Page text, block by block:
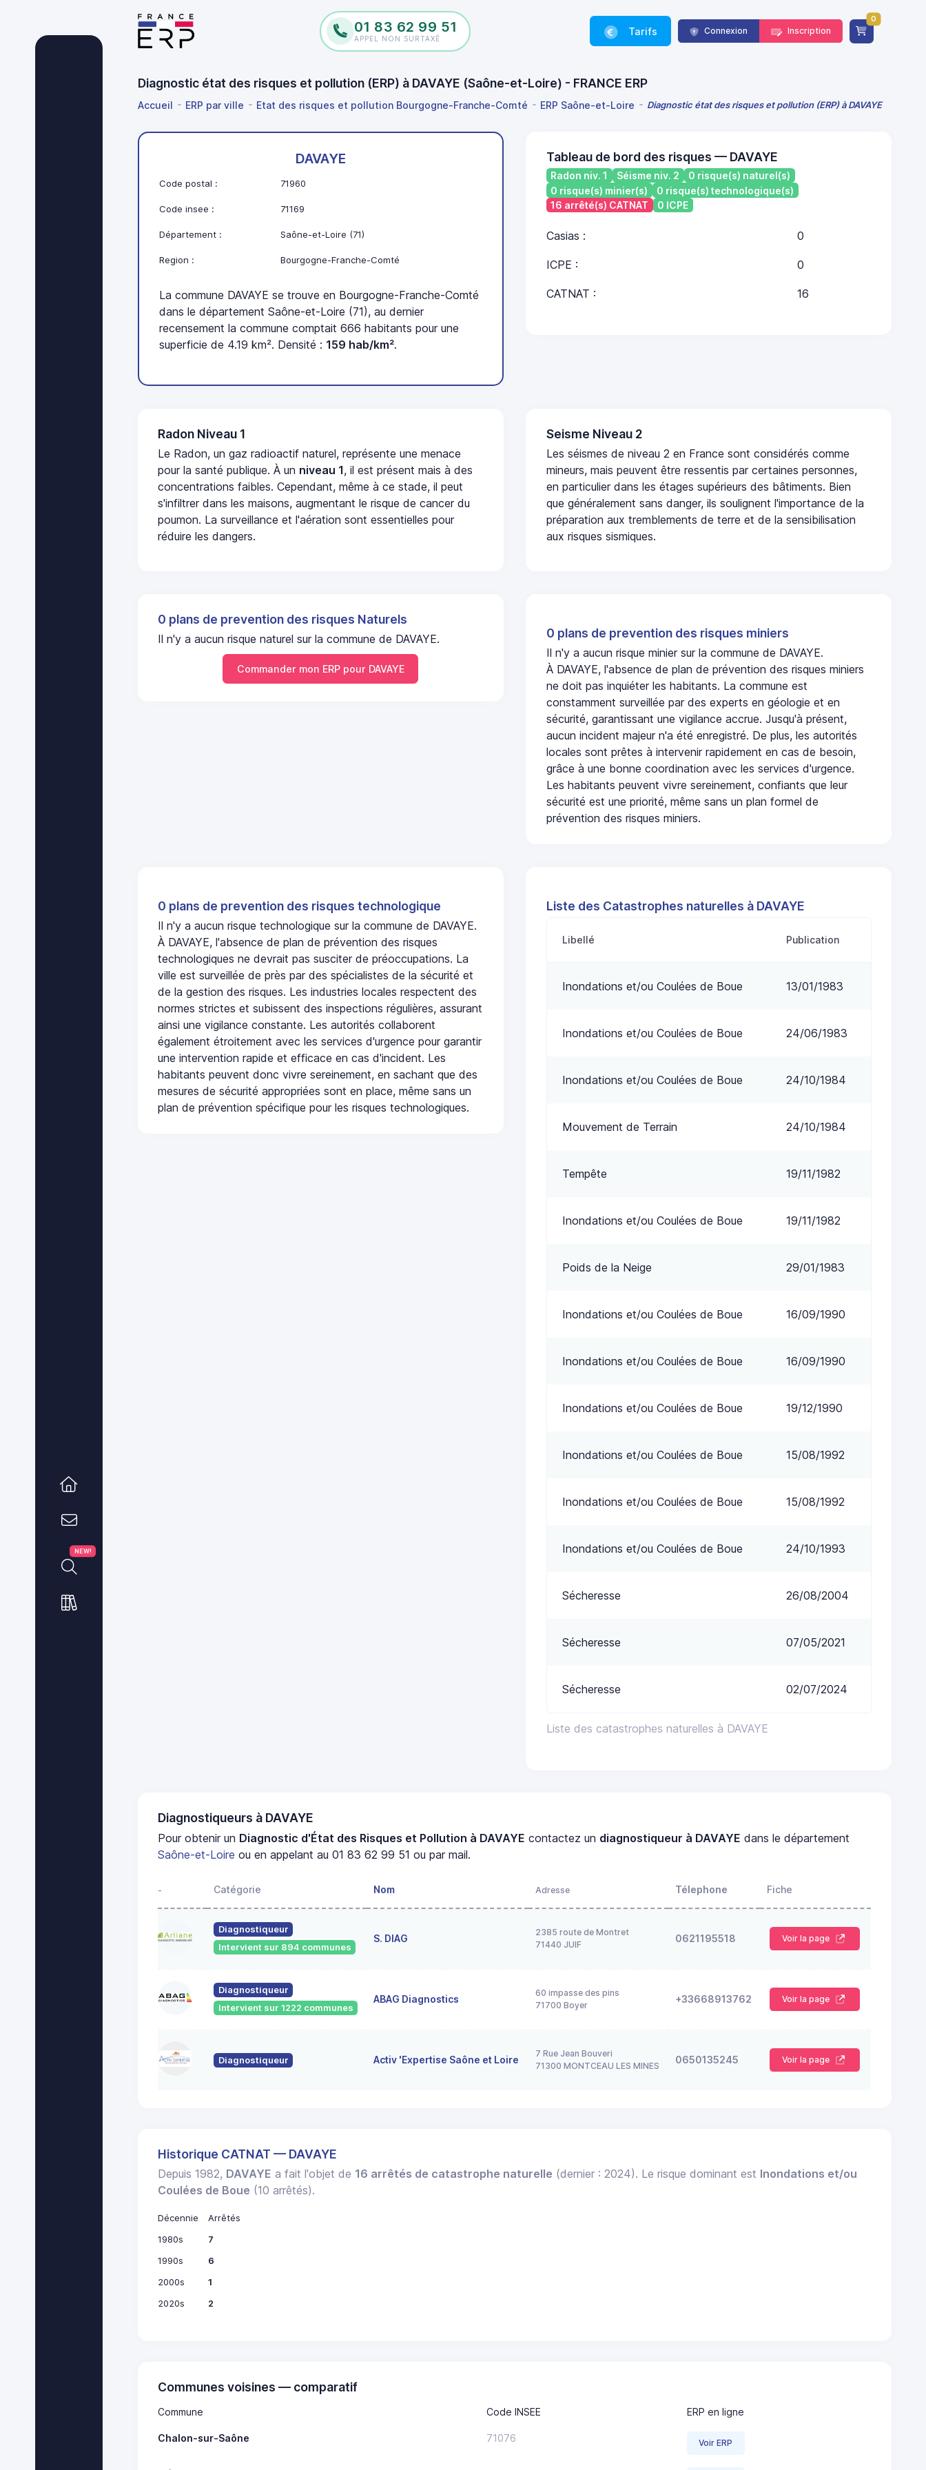
01 83 62 99 51
APPEL NON SURTAXÉ
Tarifs Connexion Inscription
0
Diagnostic état des risques et pollution (ERP) à DAVAYE (Saône-et-Loire) - FRANCE ERP
Accueil ERP par ville Etat des risques et pollution Bourgogne-Franche-Comté ERP Saône-et-Loire Diagnostic état des risques et pollution (ERP) à DAVAYE
NEW!
DAVAYE
Code postal : 71960
Code insee : 71169
Département : Saône-et-Loire (71)
Region : Bourgogne-Franche-Comté
La commune DAVAYE se trouve en Bourgogne-Franche-Comté
dans le département Saône-et-Loire (71), au dernier
recensement la commune comptait 666 habitants pour une
superficie de 4.19 km². Densité : 159 hab/km².
Tableau de bord des risques — DAVAYE
Radon niv. 1 Séisme niv. 2
0 risque(s) naturel(s)
0 risque(s) minier(s)
0 risque(s) technologique(s)
16 arrêté(s) CATNAT
0 ICPE
Casias : 0
ICPE : 0
CATNAT : 16
Radon Niveau 1
Le Radon, un gaz radioactif naturel, représente une menace
pour la santé publique. À un niveau 1, il est présent mais à des
concentrations faibles. Cependant, même à ce stade, il peut
s'infiltrer dans les maisons, augmentant le risque de cancer du
poumon. La surveillance et l'aération sont essentielles pour
réduire les dangers.
Seisme Niveau 2
Les séismes de niveau 2 en France sont considérés comme
mineurs, mais peuvent être ressentis par certaines personnes,
en particulier dans les étages supérieurs des bâtiments. Bien
que généralement sans danger, ils soulignent l'importance de la
préparation aux tremblements de terre et de la sensibilisation
aux risques sismiques.
0 plans de prevention des risques Naturels
Il n'y a aucun risque naturel sur la commune de DAVAYE.
Commander mon ERP pour DAVAYE
0 plans de prevention des risques miniers
Il n'y a aucun risque minier sur la commune de DAVAYE.
À DAVAYE, l'absence de plan de prévention des risques miniers
ne doit pas inquiéter les habitants. La commune est
constamment surveillée par des experts en géologie et en
sécurité, garantissant une vigilance accrue. Jusqu'à présent,
aucun incident majeur n'a été enregistré. De plus, les autorités
locales sont prêtes à intervenir rapidement en cas de besoin,
grâce à une bonne coordination avec les services d'urgence.
Les habitants peuvent vivre sereinement, confiants que leur
sécurité est une priorité, même sans un plan formel de
prévention des risques miniers.
0 plans de prevention des risques technologique
Il n'y a aucun risque technologique sur la commune de DAVAYE.
À DAVAYE, l'absence de plan de prévention des risques
technologiques ne devrait pas susciter de préoccupations. La
ville est surveillée de près par des spécialistes de la sécurité et
de la gestion des risques. Les industries locales respectent des
normes strictes et subissent des inspections régulières, assurant
ainsi une vigilance constante. Les autorités collaborent
également étroitement avec les services d'urgence pour garantir
une intervention rapide et efficace en cas d'incident. Les
habitants peuvent donc vivre sereinement, en sachant que des
mesures de sécurité appropriées sont en place, même sans un
plan de prévention spécifique pour les risques technologiques.
Liste des Catastrophes naturelles à DAVAYE
Liste des catastrophes naturelles à DAVAYE
Libellé Publication
Inondations et/ou Coulées de Boue 13/01/1983
Inondations et/ou Coulées de Boue 24/06/1983
Inondations et/ou Coulées de Boue 24/10/1984
Mouvement de Terrain 24/10/1984
Tempête 19/11/1982
Inondations et/ou Coulées de Boue 19/11/1982
Poids de la Neige 29/01/1983
Inondations et/ou Coulées de Boue 16/09/1990
Inondations et/ou Coulées de Boue 16/09/1990
Inondations et/ou Coulées de Boue 19/12/1990
Inondations et/ou Coulées de Boue 15/08/1992
Inondations et/ou Coulées de Boue 15/08/1992
Inondations et/ou Coulées de Boue 24/10/1993
Sécheresse 26/08/2004
Sécheresse 07/05/2021
Sécheresse 02/07/2024
Diagnostiqueurs à DAVAYE
Pour obtenir un Diagnostic d'État des Risques et Pollution à DAVAYE contactez un diagnostiqueur à DAVAYE dans le département
Saône-et-Loire ou en appelant au 01 83 62 99 51 ou par mail.
- Catégorie Nom Adresse Télephone Fiche
Diagnostiqueur
Intervient sur 894 communes
S. DIAG
2385 route de Montret
71440 JUIF
0621195518 Voir la page
Diagnostiqueur
Intervient sur 1222 communes
ABAG Diagnostics
60 impasse des pins
71700 Boyer
+33668913762 Voir la page
Diagnostiqueur Activ 'Expertise Saône et Loire
7 Rue Jean Bouveri
71300 MONTCEAU LES MINES
0650135245 Voir la page
Historique CATNAT — DAVAYE
Depuis 1982, DAVAYE a fait l'objet de 16 arrêtés de catastrophe naturelle (dernier : 2024). Le risque dominant est Inondations et/ou
Coulées de Boue (10 arrêtés).
Décennie
Arrêtés
1980s
7
1990s
6
2000s
1
2020s
2
Communes voisines — comparatif
Commune Code INSEE ERP en ligne
Chalon-sur-Saône 71076 Voir ERP